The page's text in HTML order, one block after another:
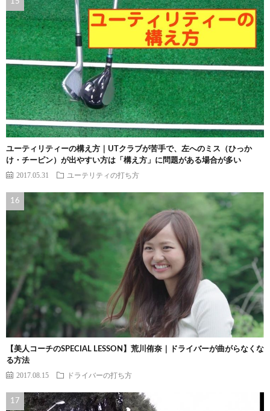
ユーティリティーの構え方｜UTクラブが苦手で、左へのミス（ひっか
け・チーピン）が出やすい方は「構え方」に問題がある場合が多い
2017.05.31 ユーテリティの打ち方
【美人コーチのSPECIAL LESSON】荒川侑奈｜ドライバーが曲がらなくな
る方法
2017.08.15 ドライバーの打ち方